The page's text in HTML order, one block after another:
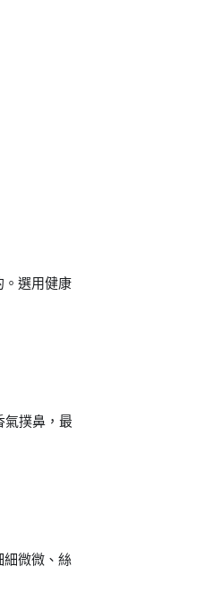
。選用健康
氣撲鼻，最
微微、絲